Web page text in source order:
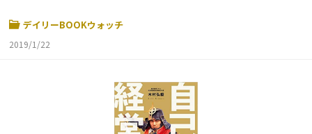
デイリーBOOKウォッチ
2019/1/22